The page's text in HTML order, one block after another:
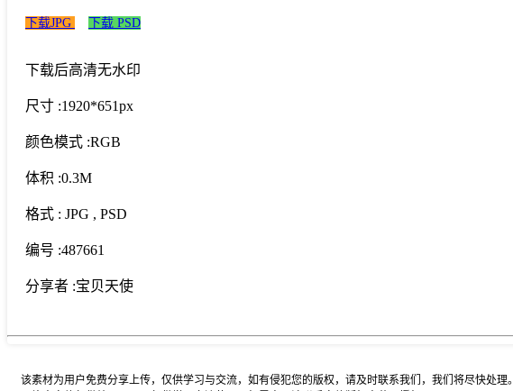
下载JPG 下载 PSD
下载后高清无水印
尺寸 :1920*651px
颜色模式 :RGB
体积 :0.3M
格式 : JPG , PSD
编号 :487661
分享者 :宝贝天使
该素材为用户免费分享上传，仅供学习与交流，如有侵犯您的版权，请及时联系我们，我们将尽快处理。